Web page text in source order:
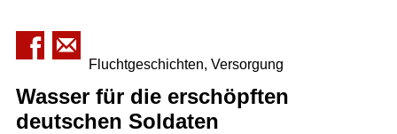
Fluchtgeschichten, Versorgung
Wasser für die erschöpften
deutschen Soldaten